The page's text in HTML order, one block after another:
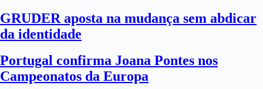
GRUDER aposta na mudança sem abdicar
da identidade
Portugal confirma Joana Pontes nos
Campeonatos da Europa